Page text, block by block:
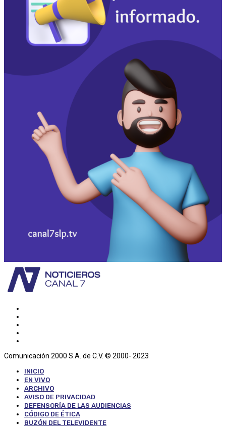
Comunicación 2000 S.A. de C.V. © 2000- 2023
INICIO
EN VIVO
ARCHIVO
AVISO DE PRIVACIDAD
DEFENSORÍA DE LAS AUDIENCIAS
CÓDIGO DE ÉTICA
BUZÓN DEL TELEVIDENTE